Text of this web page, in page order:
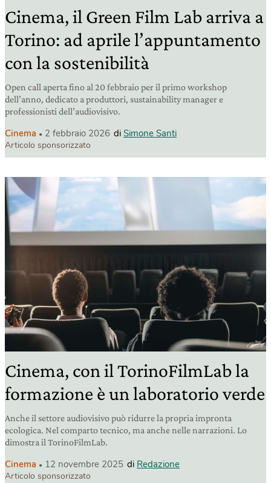
Cinema, il Green Film Lab arriva a
Torino: ad aprile l’appuntamento
con la sostenibilità
Open call aperta fino al 20 febbraio per il primo workshop
dell’anno, dedicato a produttori, sustainability manager e
professionisti dell’audiovisivo.
Cinema 2 febbraio 2026 di Simone Santi
Articolo sponsorizzato
Cinema, con il TorinoFilmLab la
formazione è un laboratorio verde
Anche il settore audiovisivo può ridurre la propria impronta
ecologica. Nel comparto tecnico, ma anche nelle narrazioni. Lo
dimostra il TorinoFilmLab.
Cinema 12 novembre 2025 di Redazione
Articolo sponsorizzato